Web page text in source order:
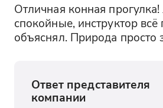
Отличная конная
спокойные, инструктор
объяснял. Природа просто
Ответ представителя
компании